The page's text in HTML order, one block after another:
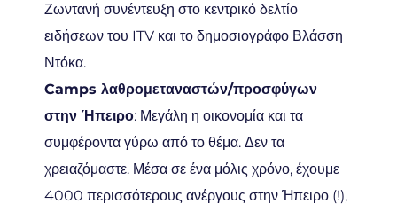
Ζωντανή συνέντευξη στο κεντρικό δελτίο
ειδήσεων του ITV και το δημοσιογράφο Βλάσση
Ντόκα.
Camps λαθρομεταναστών/προσφύγων
στην Ήπειρο: Μεγάλη η οικονομία και τα
συμφέροντα γύρω από το θέμα. Δεν τα
χρειαζόμαστε. Μέσα σε ένα μόλις χρόνο, έχουμε
4000 περισσότερους ανέργους στην Ήπειρο (!),